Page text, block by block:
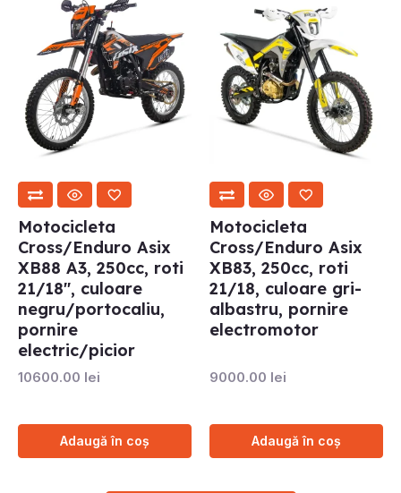
Motocicleta
Cross/Enduro Asix
XB88 A3, 250cc, roti
21/18″, culoare
negru/portocaliu,
pornire
electric/picior
10600.00 lei
Adaugă în coș
Motocicleta
Cross/Enduro Asix
XB83, 250cc, roti
21/18, culoare gri-
albastru, pornire
electromotor
9000.00 lei
Adaugă în coș